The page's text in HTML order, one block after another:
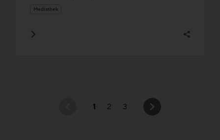
Mediathek
1 2 3